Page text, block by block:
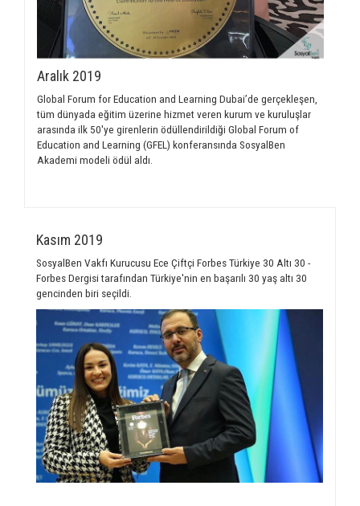
Aralık 2019
Global Forum for Education and Learning Dubai’de gerçekleşen,
tüm dünyada eğitim üzerine hizmet veren kurum ve kuruluşlar
arasında ilk 50'ye girenlerin ödüllendirildiği Global Forum of
Education and Learning (GFEL) konferansında SosyalBen
Akademi modeli ödül aldı.
Kasım 2019
SosyalBen Vakfı Kurucusu Ece Çiftçi Forbes Türkiye 30 Altı 30 -
Forbes Dergisi tarafından Türkiye'nin en başarılı 30 yaş altı 30
gencinden biri seçildi.